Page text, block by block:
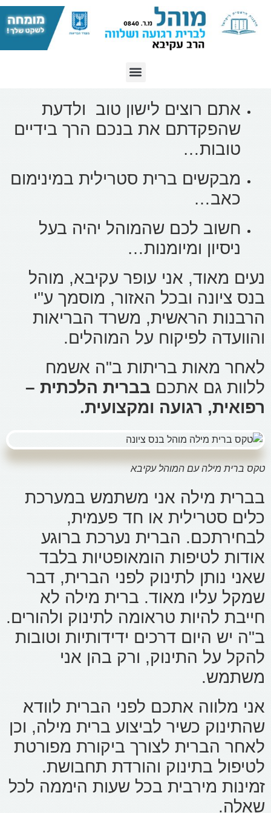
אתם רוצים לישון טוב ולדעת
שהפקדתם את בנכם הרך בידיים
טובות…
מבקשים ברית סטרילית במינימום
כאב…
חשוב לכם שהמוהל יהיה בעל
ניסיון ומיומנות…
נעים מאוד, אני עופר עקיבא, מוהל
בנס ציונה ובכל האזור, מוסמך ע"י
הרבנות הראשית, משרד הבריאות
והוועדה לפיקוח על המוהלים.
לאחר מאות בריתות ב"ה אשמח
ללוות גם אתכם בברית הלכתית –
רפואית, רגועה ומקצועית.
טקס ברית מילה עם המוהל עקיבא
בברית מילה אני משתמש במערכת
כלים סטרילית או חד פעמית,
לבחירתכם. הברית נערכת ברוגע
אודות לטיפות הומאופטיות בלבד
שאני נותן לתינוק לפני הברית, דבר
שמקל עליו מאוד. ברית מילה לא
חייבת להיות טראומה לתינוק ולהורים.
ב"ה יש היום דרכים ידידותיות וטובות
להקל על התינוק, ורק בהן אני
משתמש.
אני מלווה אתכם לפני הברית לוודא
שהתינוק כשיר לביצוע ברית מילה, וכן
לאחר הברית לצורך ביקורת מפורטת
לטיפול בתינוק והורדת תחבושת.
זמינות מירבית בכל שעות היממה לכל
שאלה.